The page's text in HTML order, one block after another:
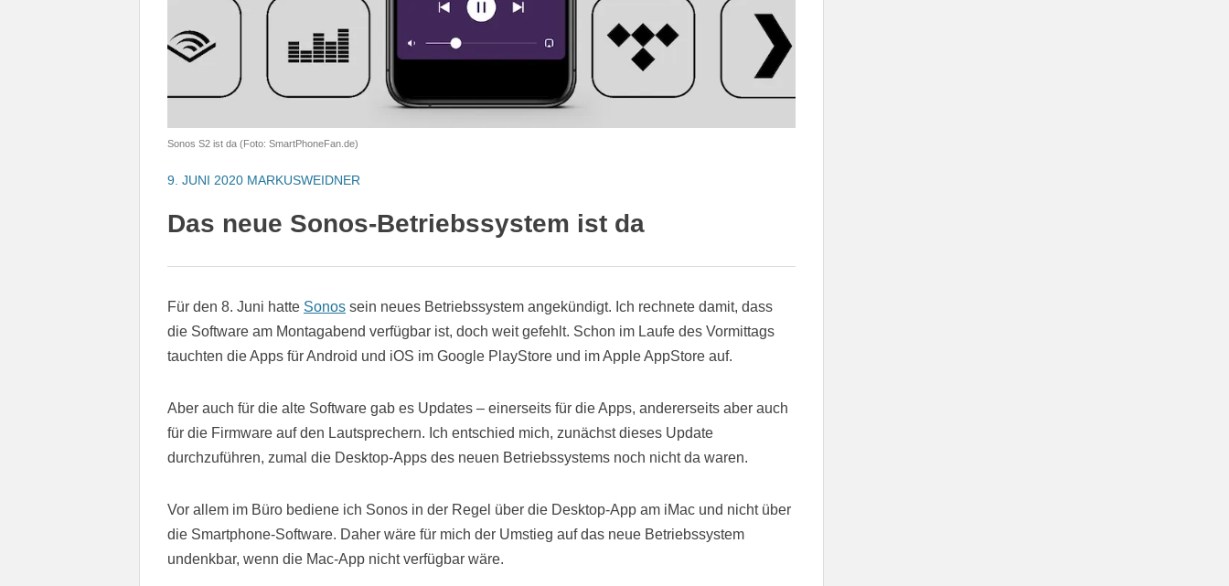
Sonos S2 ist da (Foto: SmartPhoneFan.de)
9. JUNI 2020 MARKUSWEIDNER
Das neue Sonos-Betriebssystem ist da
Für den 8. Juni hatte Sonos sein neues Betriebssystem angekündigt. Ich rechnete damit, dass
die Software am Montagabend verfügbar ist, doch weit gefehlt. Schon im Laufe des Vormittags
tauchten die Apps für Android und iOS im Google PlayStore und im Apple AppStore auf.
Aber auch für die alte Software gab es Updates – einerseits für die Apps, andererseits aber auch
für die Firmware auf den Lautsprechern. Ich entschied mich, zunächst dieses Update
durchzuführen, zumal die Desktop-Apps des neuen Betriebssystems noch nicht da waren.
Vor allem im Büro bediene ich Sonos in der Regel über die Desktop-App am iMac und nicht über
die Smartphone-Software. Daher wäre für mich der Umstieg auf das neue Betriebssystem
undenkbar, wenn die Mac-App nicht verfügbar wäre.